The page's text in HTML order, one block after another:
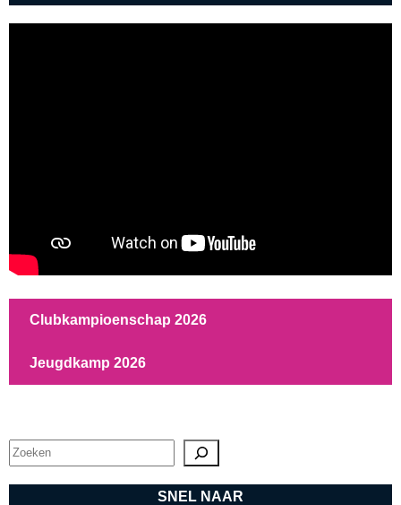
Clubkampioenschap 2026
Jeugdkamp 2026
Zoeken
SNEL NAAR